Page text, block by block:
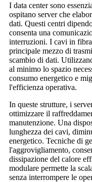
I data center sono
ospitano server che
dati. Questi centri
consenta una
interruzioni. I cavi in
principale mezzo di
scambio di dati.
al minimo lo spazio
consumo energetico e
l'efficienza operativa.
In queste strutture, i
ottimizzare il
manutenzione. Una
lunghezza dei cavi,
energetico. Tecniche di
l'aggrovigliamento,
dissipazione del calore
modulare permette la
senza interrompere le